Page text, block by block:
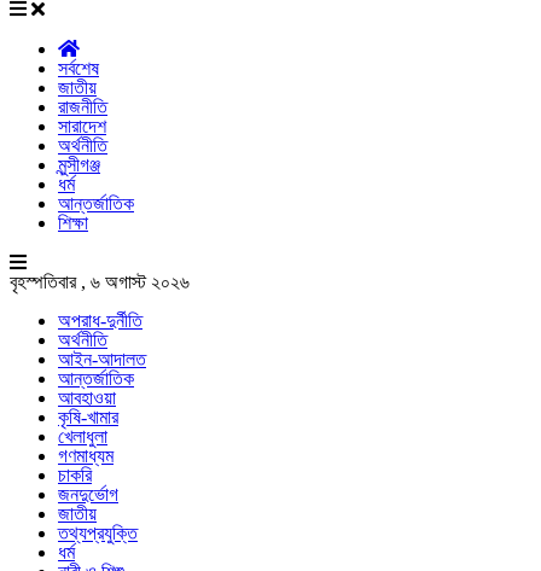
সর্বশেষ
জাতীয়
রাজনীতি
সারাদেশ
অর্থনীতি
মুন্সীগঞ্জ
ধর্ম
আন্তর্জাতিক
শিক্ষা
বৃহস্পতিবার , ৬ অগাস্ট ২০২৬
অপরাধ-দুর্নীতি
অর্থনীতি
আইন-আদালত
আন্তর্জাতিক
আবহাওয়া
কৃষি-খামার
খেলাধুলা
গণমাধ্যম
চাকরি
জনদুর্ভোগ
জাতীয়
তথ্যপ্রযুক্তি
ধর্ম